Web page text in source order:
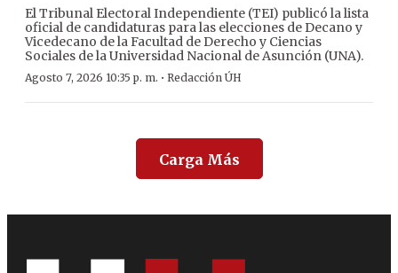
El Tribunal Electoral Independiente (TEI) publicó la lista
oficial de candidaturas para las elecciones de Decano y
Vicedecano de la Facultad de Derecho y Ciencias
Sociales de la Universidad Nacional de Asunción (UNA).
Agosto 7, 2026 10:35 p. m. · Redacción ÚH
Carga Más